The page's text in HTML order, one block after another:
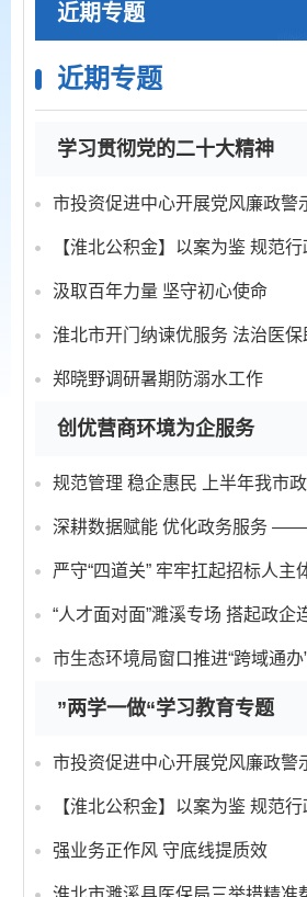
近期专题
近期专题
学习贯彻党的二十大精神
汲取百年力量 坚守初心使命
郑晓野调研暑期防溺水工作
创优营商环境为企服务
”两学一做“学习教育专题
强业务正作风 守底线提质效